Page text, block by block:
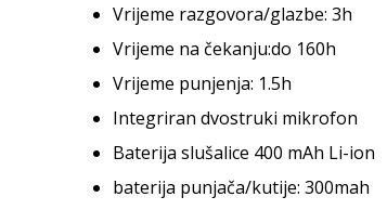
Vrijeme razgovora/glazbe: 3h
Vrijeme na čekanju:do 160h
Vrijeme punjenja: 1.5h
Integriran dvostruki mikrofon
Baterija slušalice 400 mAh Li-ion
baterija punjača/kutije: 300mah